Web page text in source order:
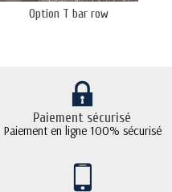
Option T bar row
Paiement sécurisé
Paiement en ligne 100% sécurisé